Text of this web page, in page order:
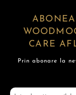
CARE
Prin abonare la